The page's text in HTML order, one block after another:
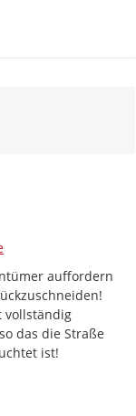
auffordern
vollständig
das die Straße
ist!